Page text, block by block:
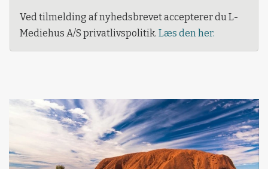
Ved tilmelding af nyhedsbrevet accepterer du L-
Mediehus A/S privatlivspolitik. Læs den her.